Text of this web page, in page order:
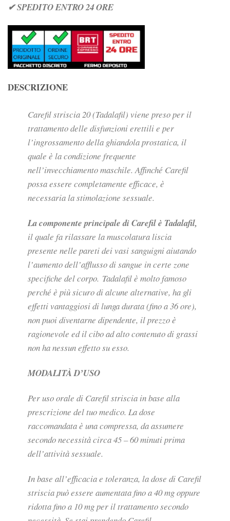
✔ SPEDITO ENTRO 24 ORE
DESCRIZIONE
Carefil striscia 20 (Tadalafil) viene preso per il
trattamento delle disfunzioni erettili e per
l’ingrossamento della ghiandola prostatica, il
quale è la condizione frequente
nell’invecchiamento maschile. Affinché Carefil
possa essere completamente efficace, è
necessaria la stimolazione sessuale.
La componente principale di Carefil è Tadalafil,
il quale fa rilassare la muscolatura liscia
presente nelle pareti dei vasi sanguigni aiutando
l’aumento dell’afflusso di sangue in certe zone
specifiche del corpo. Tadalafil è molto famoso
perché è più sicuro di alcune alternative, ha gli
effetti vantaggiosi di lunga durata (fino a 36 ore),
non puoi diventarne dipendente, il prezzo è
ragionevole ed il cibo ad alto contenuto di grassi
non ha nessun effetto su esso.
MODALITÀ D’USO
Per uso orale di Carefil striscia in base alla
prescrizione del tuo medico. La dose
raccomandata è una compressa, da assumere
secondo necessità circa 45 – 60 minuti prima
dell’attività sessuale.
In base all’efficacia e toleranza, la dose di Carefil
striscia può essere aumentata fino a 40 mg oppure
ridotta fino a 10 mg per il trattamento secondo